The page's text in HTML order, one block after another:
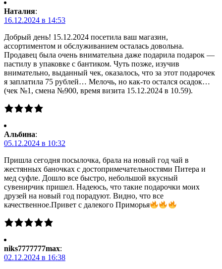
Наталия:
16.12.2024 в 14:53
Добрый день! 15.12.2024 посетила ваш магазин,
ассортиментом и обслуживанием осталась довольна.
Продавец была очень внимательна даже подарила подарок —
пастилу в упаковке с бантиком. Чуть позже, изучив
внимательно, выданный чек, оказалось, что за этот подарочек
я заплатила 75 рублей… Мелочь, но как-то остался осадок…
(чек №1, смена №900, время визита 15.12.2024 в 10.59).
Альбина:
05.12.2024 в 10:32
Пришла сегодня посылочка, брала на новый год чай в
жестянных баночках с достопримечательностями Питера и
мед суфле. Дошло все быстро, небольшой вкусный
сувенирчик пришел. Надеюсь, что такие подарочки моих
друзей на новый год порадуют. Видно, что все
качественное.Привет с далекого Приморья
niks7777777max:
02.12.2024 в 16:38